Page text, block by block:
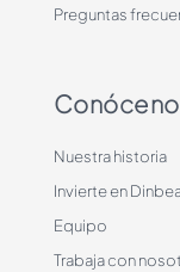
Preguntas
Nuestra historia
Invierte en
Equipo
Trabaja con